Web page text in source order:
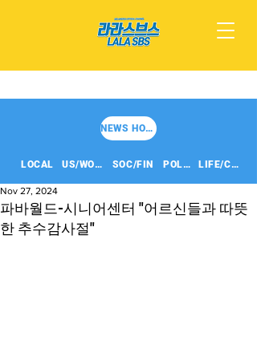
NEWS HOME
LOCAL US/WORLD SOC/FIN POLITICS LIFE/CULT
파바월드-시니어센터 "어르신들과 따뜻
한 추수감사절"
Nov 27, 2024